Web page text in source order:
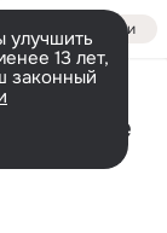
Войти
улучшить
13 лет,
законный
a Home